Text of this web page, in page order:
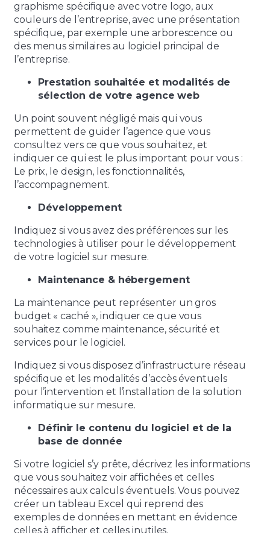
graphisme spécifique avec votre logo, aux
couleurs de l’entreprise, avec une présentation
spécifique, par exemple une arborescence ou
des menus similaires au logiciel principal de
l’entreprise.
Prestation souhaitée et modalités de
sélection de votre agence web
Un point souvent négligé mais qui vous
permettent de guider l’agence que vous
consultez vers ce que vous souhaitez, et
indiquer ce qui est le plus important pour vous :
Le prix, le design, les fonctionnalités,
l’accompagnement.
Développement
Indiquez si vous avez des préférences sur les
technologies à utiliser pour le développement
de votre logiciel sur mesure.
Maintenance & hébergement
La maintenance peut représenter un gros
budget « caché », indiquer ce que vous
souhaitez comme maintenance, sécurité et
services pour le logiciel.
Indiquez si vous disposez d’infrastructure réseau
spécifique et les modalités d’accès éventuels
pour l’intervention et l’installation de la solution
informatique sur mesure.
Définir le contenu du logiciel et de la
base de donnée
Si votre logiciel s’y prête, décrivez les informations
que vous souhaitez voir affichées et celles
nécessaires aux calculs éventuels. Vous pouvez
créer un tableau Excel qui reprend des
exemples de données en mettant en évidence
celles à afficher et celles inutiles.